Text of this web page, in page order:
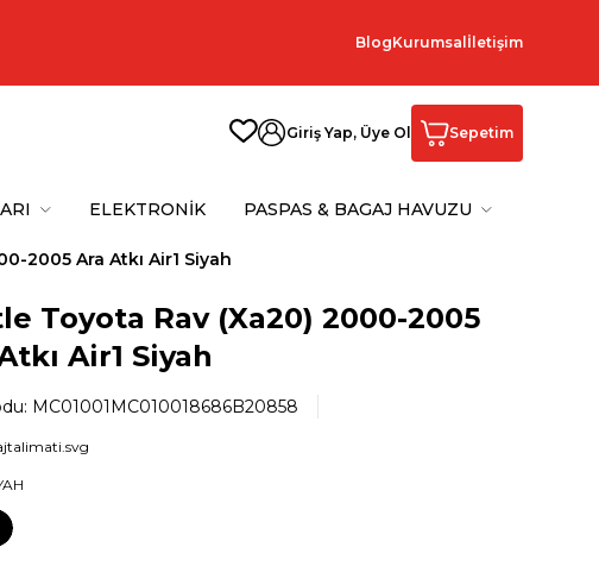
BlogKurumsal İletişim
Giriş Yap, Üye Ol Sepetim
ELEKTRONİK PASPAS & BAGAJ HAVUZU
2005 Ara Atkı Air1 Siyah
Toyota Rav (Xa20) 2000-2005
Air1 Siyah
MC01001MC010018686B20858